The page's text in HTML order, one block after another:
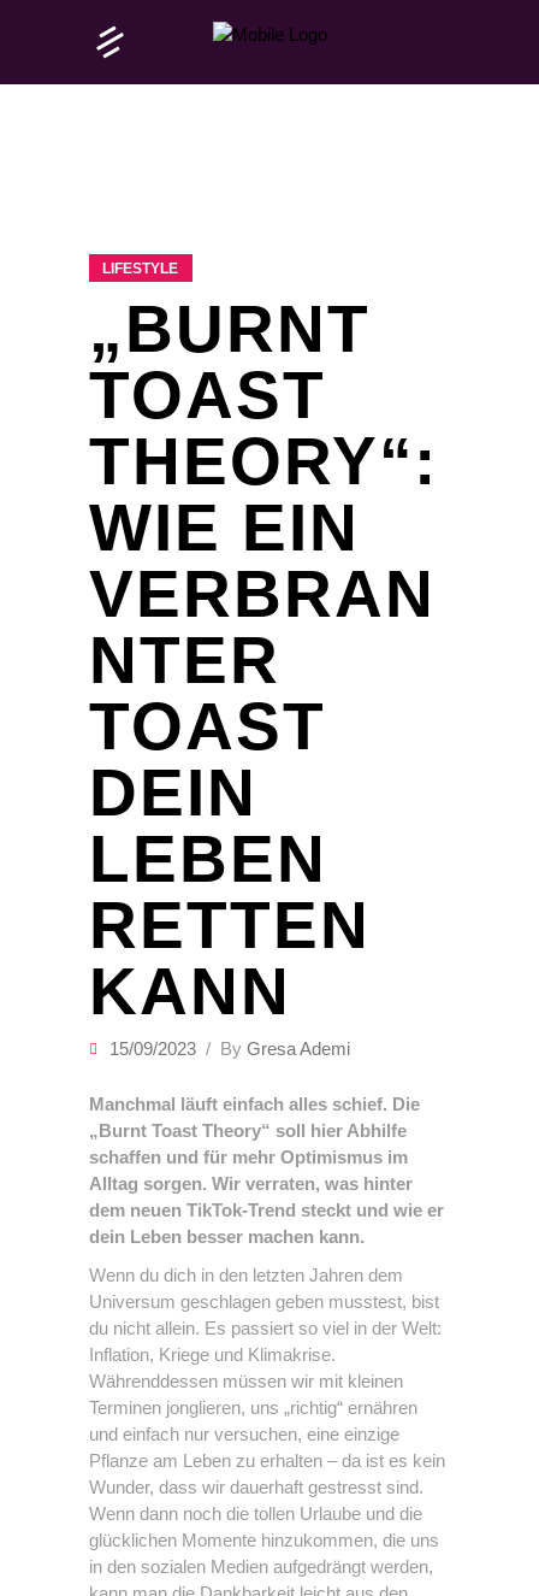
LIFESTYLE
„BURNT
TOAST
THEORY“:
WIE EIN
VERBRAN
NTER
TOAST
DEIN
LEBEN
RETTEN
KANN
15/09/2023 By Gresa Ademi
Manchmal läuft einfach alles schief. Die
„Burnt Toast Theory“ soll hier Abhilfe
schaffen und für mehr Optimismus im
Alltag sorgen. Wir verraten, was hinter
dem neuen TikTok-Trend steckt und wie er
dein Leben besser machen kann.
Wenn du dich in den letzten Jahren dem
Universum geschlagen geben musstest, bist
du nicht allein. Es passiert so viel in der Welt:
Inflation, Kriege und Klimakrise.
Währenddessen müssen wir mit kleinen
Terminen jonglieren, uns „richtig“ ernähren
und einfach nur versuchen, eine einzige
Pflanze am Leben zu erhalten – da ist es kein
Wunder, dass wir dauerhaft gestresst sind.
Wenn dann noch die tollen Urlaube und die
glücklichen Momente hinzukommen, die uns
in den sozialen Medien aufgedrängt werden,